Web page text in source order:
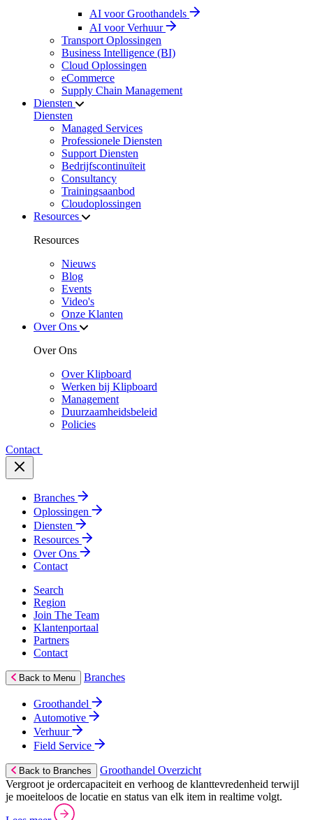
AI voor Groothandels
AI voor Verhuur
Transport Oplossingen
Business Intelligence (BI)
Cloud Oplossingen
eCommerce
Supply Chain Management
Diensten
Diensten
Managed Services
Professionele Diensten
Support Diensten
Bedrijfscontinuïteit
Consultancy
Trainingsaanbod
Cloudoplossingen
Resources
Resources
Nieuws
Blog
Events
Video's
Onze Klanten
Over Ons
Over Ons
Over Klipboard
Werken bij Klipboard
Management
Duurzaamheidsbeleid
Policies
Contact
Branches
Oplossingen
Diensten
Resources
Over Ons
Contact
Search
Region
Join The Team
Klantenportaal
Partners
Contact
Back to Menu Branches
Groothandel
Automotive
Verhuur
Field Service
Back to Branches
Groothandel Overzicht
Vergroot je ordercapaciteit en verhoog de klanttevredenheid terwijl
je moeiteloos de locatie en status van elk item in realtime volgt.